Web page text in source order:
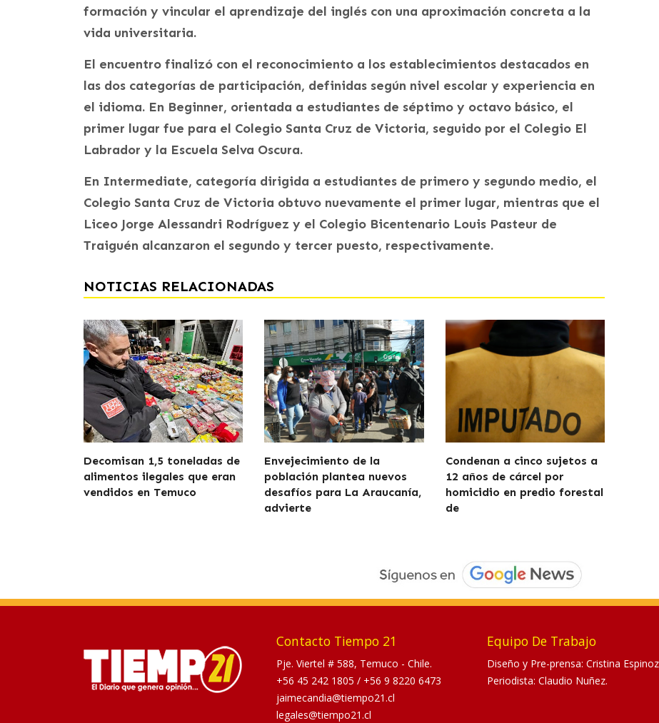
formación y vincular el aprendizaje del inglés con una aproximación concreta a la
vida universitaria.
El encuentro finalizó con el reconocimiento a los establecimientos destacados en
las dos categorías de participación, definidas según nivel escolar y experiencia en
el idioma. En Beginner, orientada a estudiantes de séptimo y octavo básico, el
primer lugar fue para el Colegio Santa Cruz de Victoria, seguido por el Colegio El
Labrador y la Escuela Selva Oscura.
En Intermediate, categoría dirigida a estudiantes de primero y segundo medio, el
Colegio Santa Cruz de Victoria obtuvo nuevamente el primer lugar, mientras que el
Liceo Jorge Alessandri Rodríguez y el Colegio Bicentenario Louis Pasteur de
Traiguén alcanzaron el segundo y tercer puesto, respectivamente.
NOTICIAS RELACIONADAS
Decomisan 1,5 toneladas de
alimentos ilegales que eran
vendidos en Temuco
Envejecimiento de la
población plantea nuevos
desafíos para La Araucanía,
advierte
Condenan a cinco sujetos a
12 años de cárcel por
homicidio en predio forestal
de
Contacto Tiempo 21
Pje. Viertel # 588, Temuco - Chile.
+56 45 242 1805 / +56 9 8220 6473
jaimecandia@tiempo21.cl
legales@tiempo21.cl
Equipo De Trabajo
Diseño y Pre-prensa: Cristina
Periodista: Claudio Nuñez.